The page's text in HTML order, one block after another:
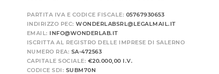
PARTITA IVA E CODICE FISCALE: 05767930653
INDIRIZZO PEC: WONDERLABSRL@LEGALMAIL.IT
EMAIL: INFO@WONDERLAB.IT
ISCRITTA AL REGISTRO DELLE IMPRESE DI SALERNO
NUMERO REA: SA-472563
CAPITALE SOCIALE: €20.000,00 I.V.
CODICE SDI: SUBM70N